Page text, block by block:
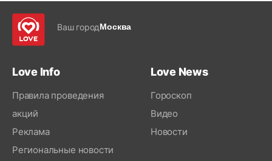
Ваш городМосква
Love Info
Правила проведения
акций
Реклама
Региональные новости
Love News
Гороскоп
Видео
Новости